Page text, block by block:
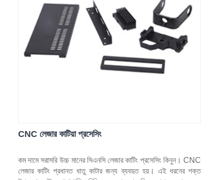
CNC লেজার কাটিয়া প্রসেসিং
কম দামে সরাসরি উচ্চ মানের সিএনসি লেজার কাটিং প্রসেসিং কিনুন। CNC
লেজার কাটিং প্রধানত ধাতু কাটার জন্য ব্যবহৃত হয়। এই ধরনের শক্ত